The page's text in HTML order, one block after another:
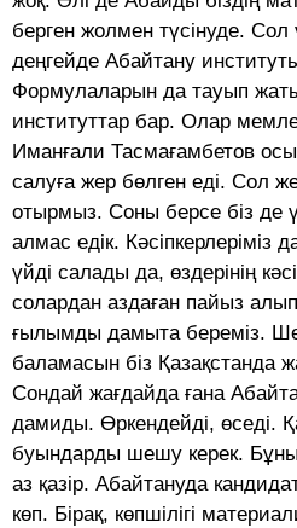
берген жолмен түсінуде.
деңгейде Абайтану
Формулаларын да тауып
институттар бар. Олар
Иманғали Тасмағамбетов
салуға жер бөлген еді. Сол
отырмыз. Соны берсе біз де
алмас едік. Кәсіпкерлеріміз
үйді салады да, өздерінің
солардан аздаған пайыз
ғылымды дамыта береміз.
баламасын біз Қазақстанда
Сондай жағдайда ғана
дамиды. Өркендейді, өседі.
буындарды шешу керек. Бұны
аз қазір. Абайтануда
көп. Бірақ, көпшілігі